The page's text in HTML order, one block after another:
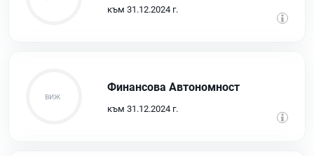
към 31.12.2024 г.
Финансова Автономност
към 31.12.2024 г.